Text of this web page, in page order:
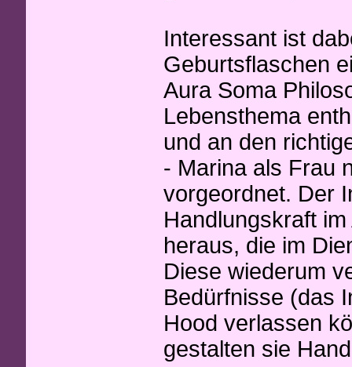
Interessant ist
Geburtsflaschen
Aura Soma
Lebensthema
und an den
- Marina als Frau
vorgeordnet. Der
Handlungskraft
heraus, die im
Diese wiederum
Bedürfnisse (das
Hood verlassen
gestalten sie